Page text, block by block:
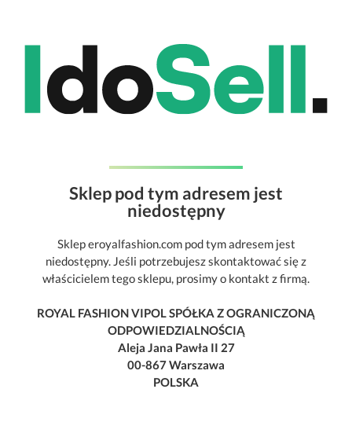
Sklep pod tym adresem jest
niedostępny
Sklep eroyalfashion.com pod tym adresem jest
niedostępny. Jeśli potrzebujesz skontaktować się z
właścicielem tego sklepu, prosimy o kontakt z firmą.
ROYAL FASHION VIPOL SPÓŁKA Z OGRANICZONĄ
ODPOWIEDZIALNOŚCIĄ
Aleja Jana Pawła II 27
00-867 Warszawa
POLSKA